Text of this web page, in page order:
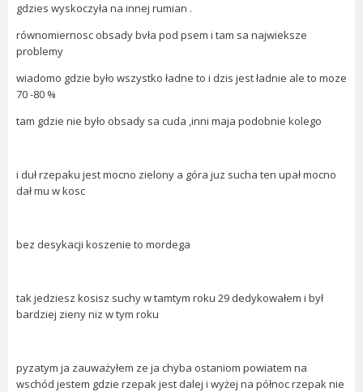
gdzies wyskoczyła na innej rumian .
równomiernosc obsady bvła pod psem i tam sa najwieksze
problemy
wiadomo gdzie było wszystko ładne to i dzis jest ładnie ale to moze
70 -80 %
tam gdzie nie było obsady sa cuda ,inni maja podobnie kolego
i duł rzepaku jest mocno zielony a góra juz sucha ten upał mocno
dał mu w kosc
bez desykacji koszenie to mordega
tak jedziesz kosisz suchy w tamtym roku 29 dedykowałem i był
bardziej zieny niz w tym roku
pyzatym ja zauważyłem ze ja chyba ostaniom powiatem na
wschód jestem gdzie rzepak jest dalej i wyżej na północ rzepak nie